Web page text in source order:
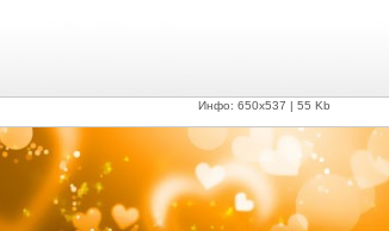
Инфо: 650х537 | 55 Kb